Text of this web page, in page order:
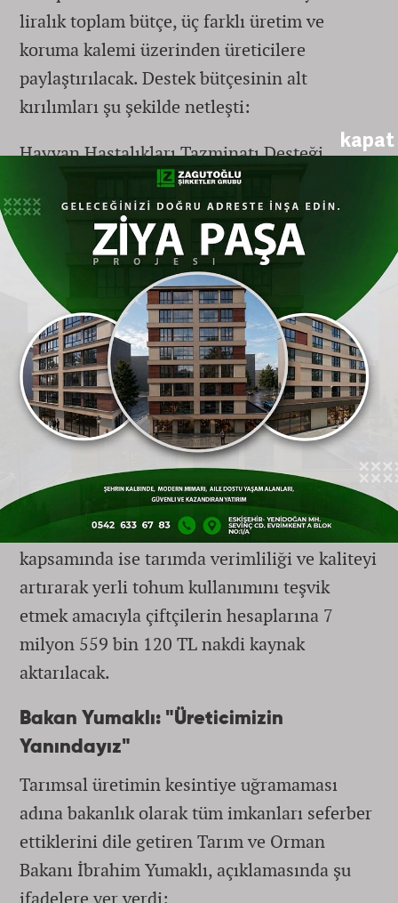
kapat
liralık toplam bütçe, üç farklı üretim ve
koruma kalemi üzerinden üreticilere
paylaştırılacak. Destek bütçesinin alt
kırılımları şu şekilde netleşti:
Hayvan Hastalıkları Tazminatı Desteği
kapsamında, hayvancılık sektöründe
sürdürülebilirliği sağlamak ve bütçe
kayıplarını engellemek adına üreticilere 108
milyon 586 bin 271 TL bütçe ayrıldı. Bu
rakam, haziran ayı ödemelerinin en büyük
payını oluşturdu.
Kırsal Kalkınma Yatırım Desteği kapsamında,
tarımsal sanayiyi büyütmek ve kırsal
alanlardaki modernizasyon projelerini
desteklemek amacıyla 49 milyon 376 bin 609
TL ödeme yapılması kararlaştırıldı.
Sertifikalı Tohum Kullanım Desteği
kapsamında ise tarımda verimliliği ve kaliteyi
artırarak yerli tohum kullanımını teşvik
etmek amacıyla çiftçilerin hesaplarına 7
milyon 559 bin 120 TL nakdi kaynak
aktarılacak.
Bakan Yumaklı: "Üreticimizin
Yanındayız"
Tarımsal üretimin kesintiye uğramaması
adına bakanlık olarak tüm imkanları seferber
ettiklerini dile getiren Tarım ve Orman
Bakanı İbrahim Yumaklı, açıklamasında şu
ifadelere yer verdi: